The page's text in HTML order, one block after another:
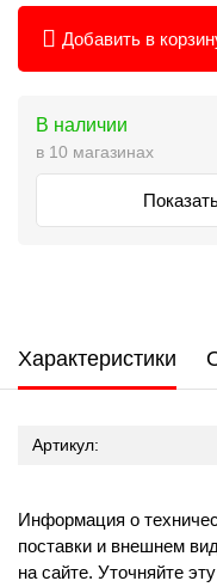
Добавить в
В наличии
в 10 магазинах
Характеристики
Артикул:
Информация о
поставки и внешнем
на сайте. Уточняйте